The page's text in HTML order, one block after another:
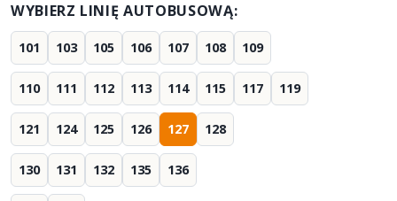
WYBIERZ LINIĘ AUTOBUSOWĄ:
101 103 105 106 107 108 109
110 111 112 113 114 115 117 119
121 124 125 126 127 128
130 131 132 135 136